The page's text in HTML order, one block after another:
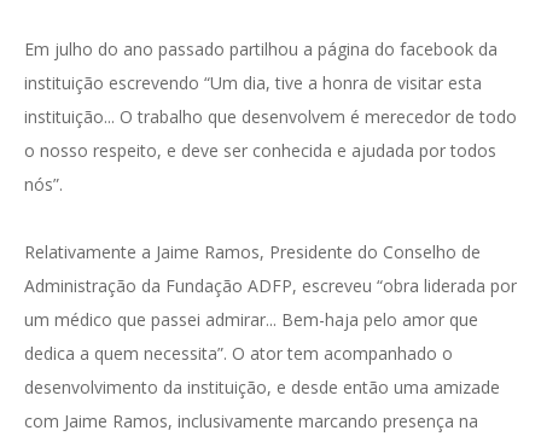
Em julho do ano passado partilhou a página do facebook da
instituição escrevendo “Um dia, tive a honra de visitar esta
instituição... O trabalho que desenvolvem é merecedor de todo
o nosso respeito, e deve ser conhecida e ajudada por todos
nós”.
Relativamente a Jaime Ramos, Presidente do Conselho de
Administração da Fundação ADFP, escreveu “obra liderada por
um médico que passei admirar... Bem-haja pelo amor que
dedica a quem necessita”. O ator tem acompanhado o
desenvolvimento da instituição, e desde então uma amizade
com Jaime Ramos, inclusivamente marcando presença na